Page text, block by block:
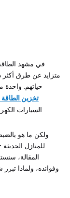
في مشهد
متزايد عن طرق أكثر
حياتهم. واحدة
تخزين الطاقة
السيارات
ولكن ما هو
للمنازل
المقالة،
وفوائده، ولماذا